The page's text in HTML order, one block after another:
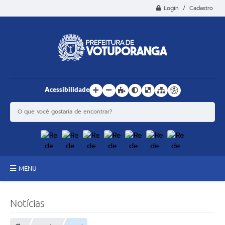
Login / Cadastro
Acessibilidade
MENU
Notícias